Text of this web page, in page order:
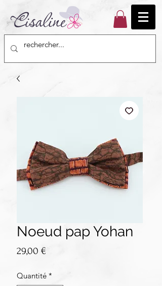
Noeud pap Yohan
29,00 €
Quantité *